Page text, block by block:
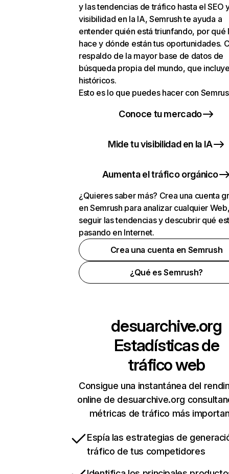
y las tendencias de tráfico hasta el SEO
visibilidad en la IA, Semrush te ayuda a
entender quién está triunfando, por qué
hace y dónde están tus oportunidades.
respaldo de la mayor base de datos de
búsqueda propia del mundo, que
históricos.
Esto es lo que puedes hacer con
Conoce tu mercado
Mide tu visibilidad en la IA
Aumenta el tráfico orgánico
¿Quieres saber más? Crea una cuenta
en Semrush para analizar cualquier
seguir las tendencias y descubrir qué
pasando en Internet.
Crea una cuenta en Semrush
¿Qué es Semrush?
desuarchive.org
Estadísticas de
tráfico web
Consigue una instantánea del
online de desuarchive.org
métricas de tráfico más
Espía las estrategias de
tráfico de tus competidores